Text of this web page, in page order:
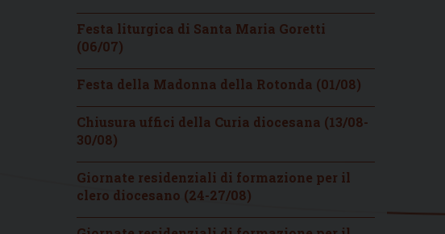
Festa liturgica di Santa Maria Goretti
(06/07)
Festa della Madonna della Rotonda (01/08)
Chiusura uffici della Curia diocesana (13/08-
30/08)
Giornate residenziali di formazione per il
clero diocesano (24-27/08)